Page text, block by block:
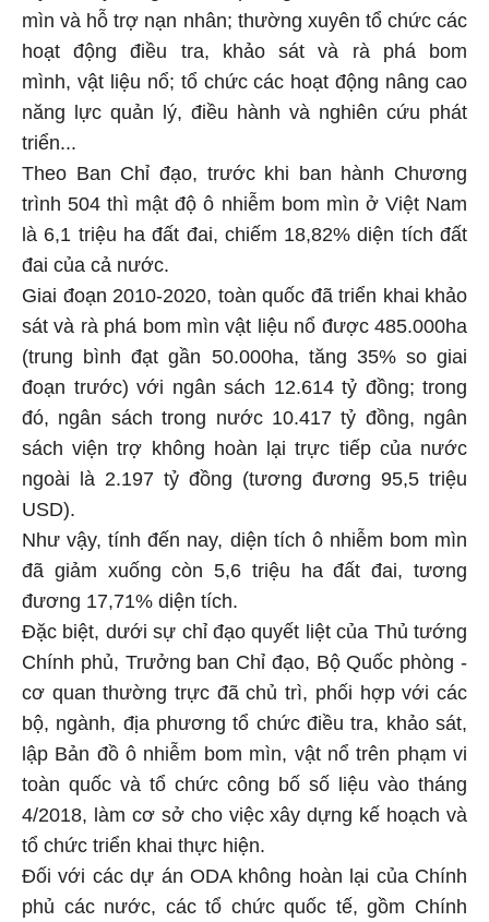
mìn và hỗ trợ nạn nhân; thường xuyên tổ chức các
hoạt động điều tra, khảo sát và rà phá bom
mình, vật liệu nổ; tổ chức các hoạt động nâng cao
năng lực quản lý, điều hành và nghiên cứu phát
triển...
Theo Ban Chỉ đạo, trước khi ban hành Chương
trình 504 thì mật độ ô nhiễm bom mìn ở Việt Nam
là 6,1 triệu ha đất đai, chiếm 18,82% diện tích đất
đai của cả nước.
Giai đoạn 2010-2020, toàn quốc đã triển khai khảo
sát và rà phá bom mìn vật liệu nổ được 485.000ha
(trung bình đạt gần 50.000ha, tăng 35% so giai
đoạn trước) với ngân sách 12.614 tỷ đồng; trong
đó, ngân sách trong nước 10.417 tỷ đồng, ngân
sách viện trợ không hoàn lại trực tiếp của nước
ngoài là 2.197 tỷ đồng (tương đương 95,5 triệu
USD).
Như vậy, tính đến nay, diện tích ô nhiễm bom mìn
đã giảm xuống còn 5,6 triệu ha đất đai, tương
đương 17,71% diện tích.
Đặc biệt, dưới sự chỉ đạo quyết liệt của Thủ tướng
Chính phủ, Trưởng ban Chỉ đạo, Bộ Quốc phòng -
cơ quan thường trực đã chủ trì, phối hợp với các
bộ, ngành, địa phương tổ chức điều tra, khảo sát,
lập Bản đồ ô nhiễm bom mìn, vật nổ trên phạm vi
toàn quốc và tổ chức công bố số liệu vào tháng
4/2018, làm cơ sở cho việc xây dựng kế hoạch và
tổ chức triển khai thực hiện.
Đối với các dự án ODA không hoàn lại của Chính
phủ các nước, các tổ chức quốc tế, gồm Chính